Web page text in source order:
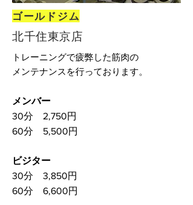
ゴールドジム
北千住東京店
トレーニングで疲弊した筋肉の
メンテナンスを行っております。
メンバー
30分 2,750円
60分 5,500円
ビジター
30分 3,850円
60分 6,600円